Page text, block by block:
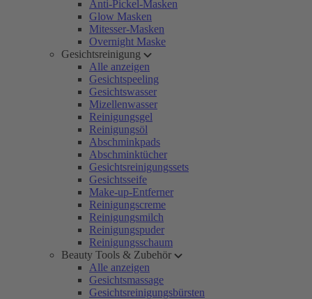
Anti-Pickel-Masken
Glow Masken
Mitesser-Masken
Overnight Maske
Gesichtsreinigung
Alle anzeigen
Gesichtspeeling
Gesichtswasser
Mizellenwasser
Reinigungsgel
Reinigungsöl
Abschminkpads
Abschminktücher
Gesichtsreinigungssets
Gesichtsseife
Make-up-Entferner
Reinigungscreme
Reinigungsmilch
Reinigungspuder
Reinigungsschaum
Beauty Tools & Zubehör
Alle anzeigen
Gesichtsmassage
Gesichtsreinigungsbürsten